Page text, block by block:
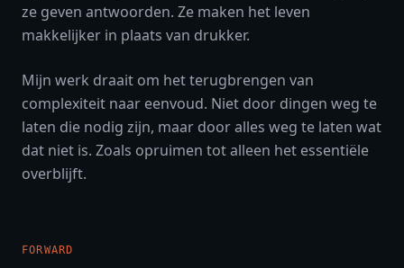
ze geven antwoorden. Ze maken het leven
makkelijker in plaats van drukker.
Mijn werk draait om het terugbrengen van
complexiteit naar eenvoud. Niet door dingen weg te
laten die nodig zijn, maar door alles weg te laten wat
dat niet is. Zoals opruimen tot alleen het essentiële
overblijft.
FORWARD